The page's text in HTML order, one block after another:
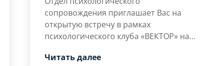
сопровождения приглашает Вас на
открытую встречу в рамках
психологического клуба «ВЕКТОР» на
Вы сможете исследовать
Читать далее